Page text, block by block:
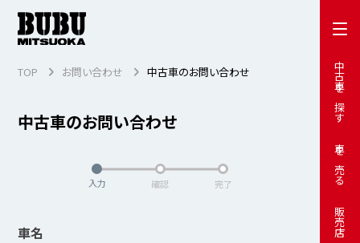
中古車を探す
車を売る
販売店
中古車のお問い合わせ
TOP お問い合わせ 中古車のお問い合わせ
入力 確認 完了
車名